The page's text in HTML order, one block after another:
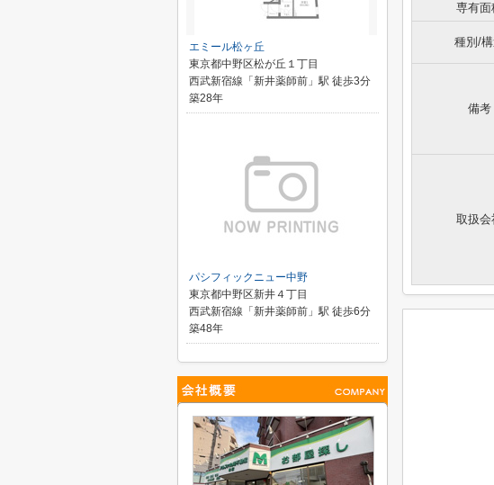
専有面
種別/
備考
取扱会
エミール松ヶ丘
東京都中野区松が丘１丁目
西武新宿線「新井薬師前」駅 徒歩3分
築28年
パシフィックニュー中野
東京都中野区新井４丁目
西武新宿線「新井薬師前」駅 徒歩6分
築48年